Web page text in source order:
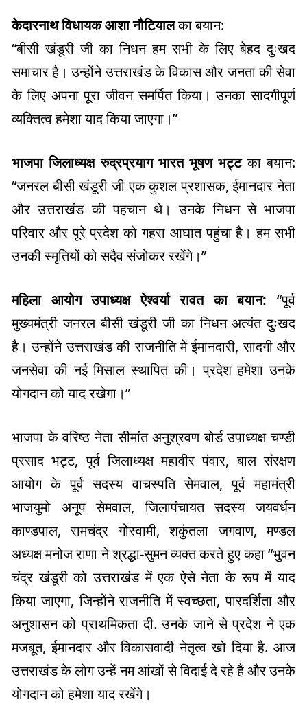
केदारनाथ विधायक आशा नौटियालका बयान:
“बीसी खंडूरी जी का निधन हम सभी के लिए बेहद दुःखद
समाचार है। उन्होंने उत्तराखंड के विकास और जनता की सेवा
के लिए अपना पूरा जीवन समर्पित किया। उनका सादगीपूर्ण
व्यक्तित्व हमेशा याद किया जाएगा।”
भाजपा जिलाध्यक्ष रुद्रप्रयाग भारत भूषण भट्टका बयान:
“जनरल बीसी खंडूरी जी एक कुशल प्रशासक, ईमानदार नेता
और उत्तराखंड की पहचान थे। उनके निधन से भाजपा
परिवार और पूरे प्रदेश को गहरा आघात पहुंचा है। हम सभी
उनकी स्मृतियों को सदैव संजोकर रखेंगे।”
महिला आयोग उपाध्यक्ष ऐश्वर्या रावत का बयान: “पूर्व
मुख्यमंत्री जनरल बीसी खंडूरी जी का निधन अत्यंत दुःखद
है। उन्होंने उत्तराखंड की राजनीति में ईमानदारी, सादगी और
जनसेवा की नई मिसाल स्थापित की। प्रदेश हमेशा उनके
योगदान को याद रखेगा।”
भाजपा के वरिष्ठ नेता सीमांत अनुश्रवण बोर्ड उपाध्यक्ष चण्डी
प्रसाद भट्ट, पूर्व जिलाध्यक्ष महावीर पंवार,बाल संरक्षण
आयोग के पूर्व सदस्य वाचस्पति सेमवाल, पूर्व महामंत्री
भाजयुमो अनूप सेमवाल, जिलापंचायत सदस्य जयवर्धन
काण्डपाल, रामचंद्र गोस्वामी, शकुंतला जगवाण,मण्डल
अध्यक्ष मनोज राणा ने श्रद्धा-सुमन व्यक्त करते हुए कहा “भुवन
चंद्र खंडूरी को उत्तराखंड में एक ऐसे नेता के रूप में याद
किया जाएगा, जिन्होंने राजनीति में स्वच्छता, पारदर्शिता और
अनुशासन को प्राथमिकता दी. उनके जाने से प्रदेश ने एक
मजबूत, ईमानदार और विकासवादी नेतृत्व खो दिया है. आज
उत्तराखंड के लोग उन्हें नम आंखों से विदाई दे रहे हैं और उनके
योगदान को हमेशा याद रखेंगे।